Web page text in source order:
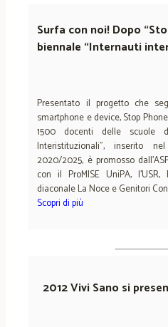
Surfa con noi! Dopo
biennale “Internauti
Presentato il progetto che
smartphone e device, Stop
1500 docenti delle scuole
Interistituzionali”, inserito
2020/2025, è promosso
con il ProMISE UniPA,
diaconale La Noce e Genitori
Scopri di più
2012 Vivi Sano si